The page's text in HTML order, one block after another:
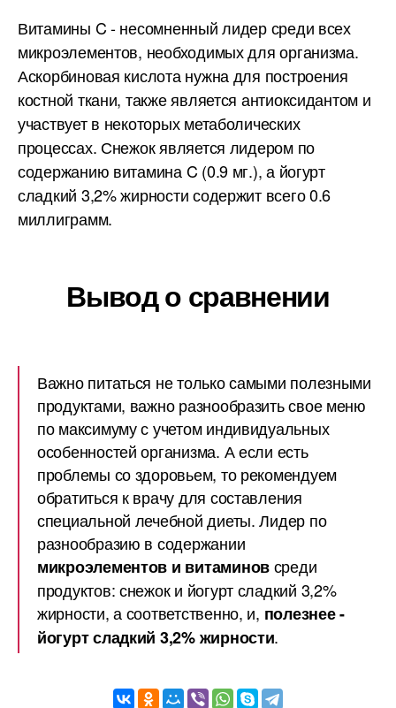
Витамины C - несомненный лидер среди всех
микроэлементов, необходимых для организма.
Аскорбиновая кислота нужна для построения
костной ткани, также является антиоксидантом и
участвует в некоторых метаболических
процессах. Снежок является лидером по
содержанию витамина C (0.9 мг.), а йогурт
сладкий 3,2% жирности содержит всего 0.6
миллиграмм.
Вывод о сравнении
Важно питаться не только самыми полезными
продуктами, важно разнообразить свое меню
по максимуму с учетом индивидуальных
особенностей организма. А если есть
проблемы со здоровьем, то рекомендуем
обратиться к врачу для составления
специальной лечебной диеты. Лидер по
разнообразию в содержании
микроэлементов и витаминовсреди
продуктов: снежок и йогурт сладкий 3,2%
жирности, а соответственно, и, полезнее -
йогурт сладкий 3,2% жирности.